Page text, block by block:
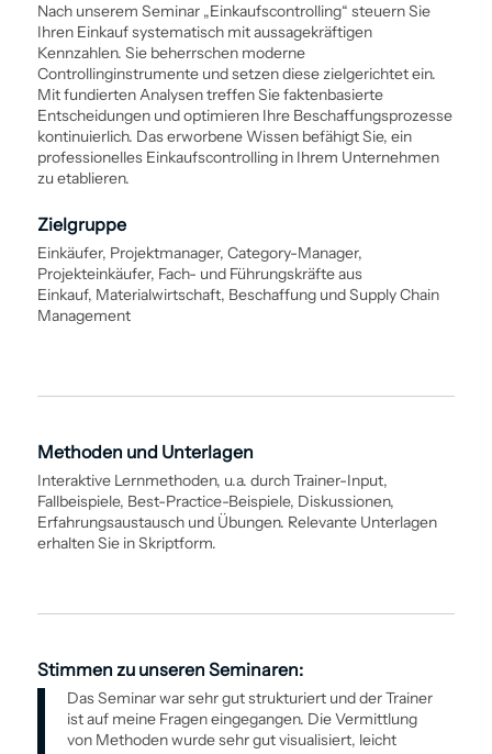
Nach unserem Seminar „Einkaufs­controlling“ steuern Sie
Ihren Einkauf ­systematisch mit aussagekräftigen
Kennzahlen. Sie beherrschen moderne
Controllinginstrumente und setzen diese zielgerichtet ein.
Mit fundierten Analysen treffen Sie faktenbasierte
Entscheidungen und optimieren Ihre Beschaffungs­prozesse
kontinuierlich. Das erworbene Wissen befähigt Sie, ein
professionelles Einkaufs­controlling in Ihrem Unternehmen
zu etablieren.
Zielgruppe
Einkäufer, Projektmanager, Category-Manager,
Projekteinkäufer, Fach- und Führungskräfte aus
Einkauf, Materialwirtschaft, Beschaffung und Supply Chain
Management
Methoden und Unterlagen
Interaktive Lernmethoden, u.a. durch Trainer-Input,
Fallbeispiele, Best-Practice-Beispiele, Diskussionen,
Erfahrungsaustausch und Übungen. Relevante Unterlagen
erhalten Sie in Skriptform.
Stimmen zu unseren Seminaren:
Das Seminar war sehr gut strukturiert und der Trainer
ist auf meine Fragen eingegangen. Die Vermittlung
von Methoden wurde sehr gut visualisiert, leicht